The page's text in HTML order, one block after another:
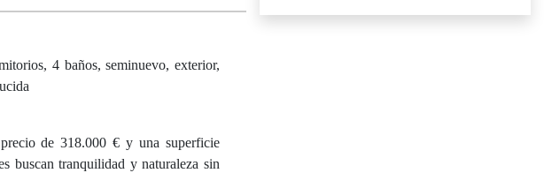
4 baños, seminuevo, exterior,
de 318.000 € y una superficie
buscan tranquilidad y naturaleza sin